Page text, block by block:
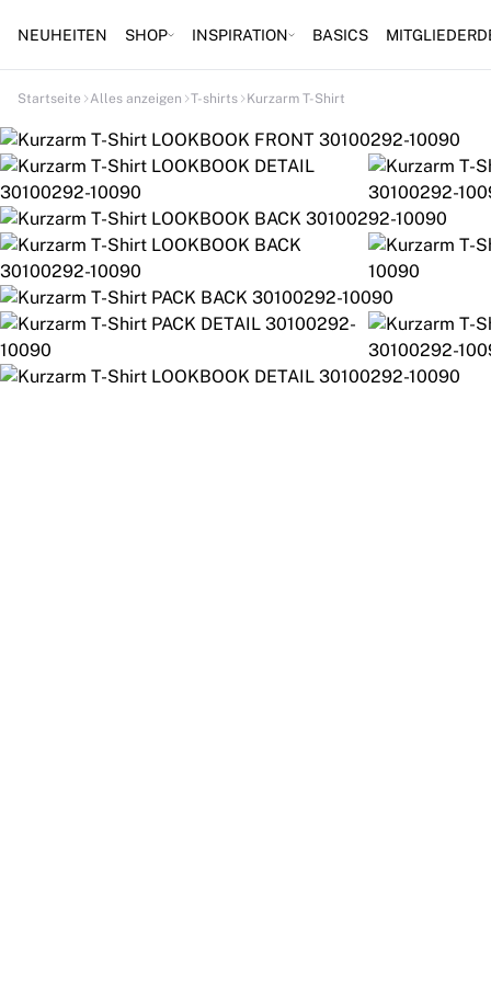
NEUHEITEN SHOP INSPIRATION BASICS
Startseite Alles anzeigen T-shirts Kurzarm T-Shirt